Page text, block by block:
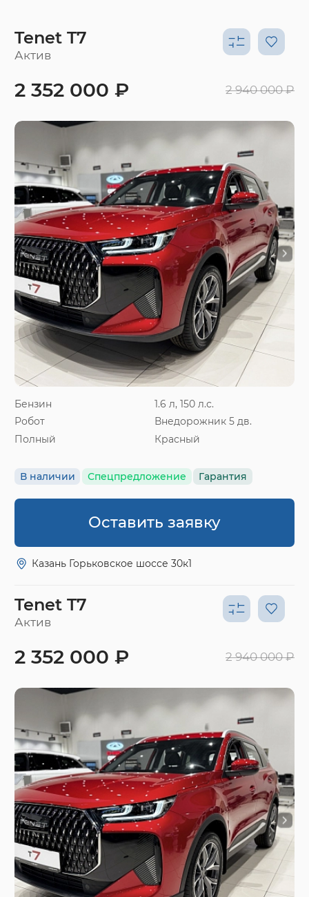
Tenet T7
Актив
Бензин
1.6 л, 150 л.с.
Робот
Внедорожник 5 дв.
Полный
Красный
В наличии Спецпредложение Гарантия
2 352 000 ₽ 2 940 000 ₽
Оставить заявку
Казань Горьковское шоссе 30к1
Tenet T7
Актив
2 352 000 ₽ 2 940 000 ₽